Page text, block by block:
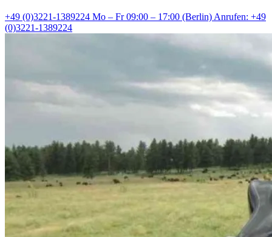
+49 (0)3221-1389224 Mo – Fr 09:00 – 17:00 (Berlin)Anrufen: +49
(0)3221-1389224